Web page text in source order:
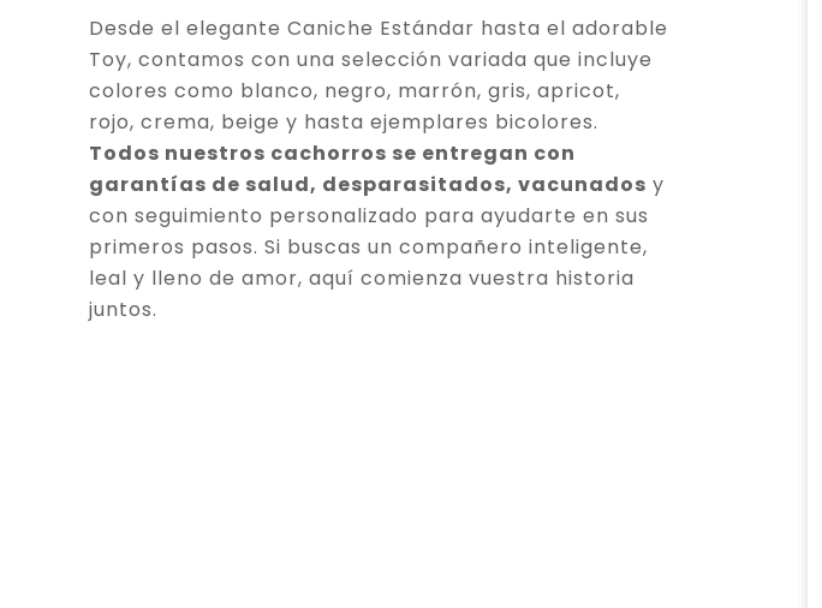
Desde el elegante Caniche Estándar hasta el adorable
Toy, contamos con una selección variada que incluye
colores como blanco, negro, marrón, gris, apricot,
rojo, crema, beige y hasta ejemplares bicolores.
Todos nuestros cachorros se entregan con
garantías de salud, desparasitados, vacunados y
con seguimiento personalizado para ayudarte en sus
primeros pasos. Si buscas un compañero inteligente,
leal y lleno de amor, aquí comienza vuestra historia
juntos.